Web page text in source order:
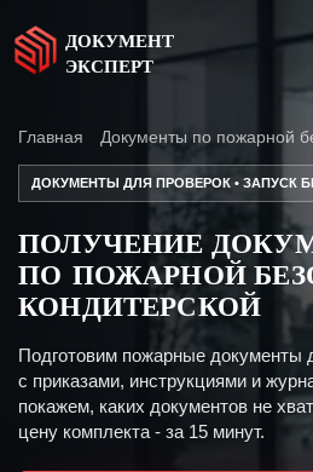
ДОКУМЕНТ
ЭКСПЕРТ
Главная Документы по пожарной
ДОКУМЕНТЫ ДЛЯ ПРОВЕРОК • ЗАПУСК
ПОЛУЧЕНИЕ
ПО ПОЖАРНОЙ
КОНДИТЕРСКОЙ
Подготовим пожарные документы
с приказами, инструкциями и
покажем, каких документов не
цену комплекта - за 15 минут.